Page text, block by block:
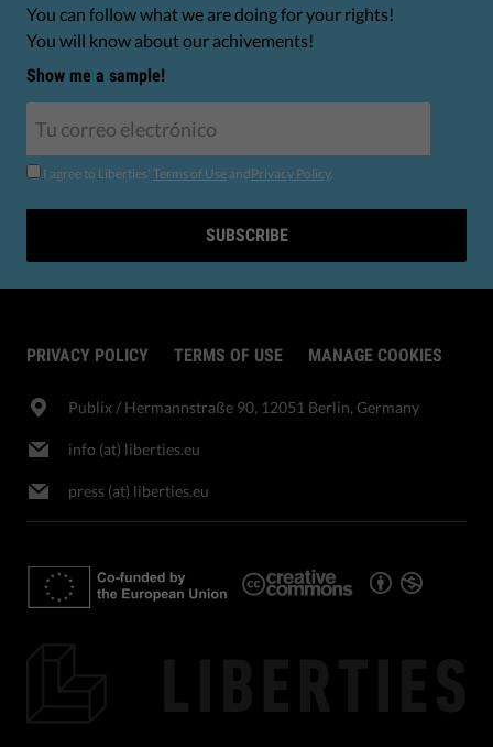
You can follow what we are doing for your rights!
You will know about our achivements!
Show me a sample!
I agree to Liberties' Terms of Use andPrivacy Policy.
SUBSCRIBE
PRIVACY POLICY TERMS OF USE MANAGE COOKIES
Publix​ / Hermannstraße 90, 12051 Berlin, Germany
info (at) liberties.eu
press (at) liberties.eu